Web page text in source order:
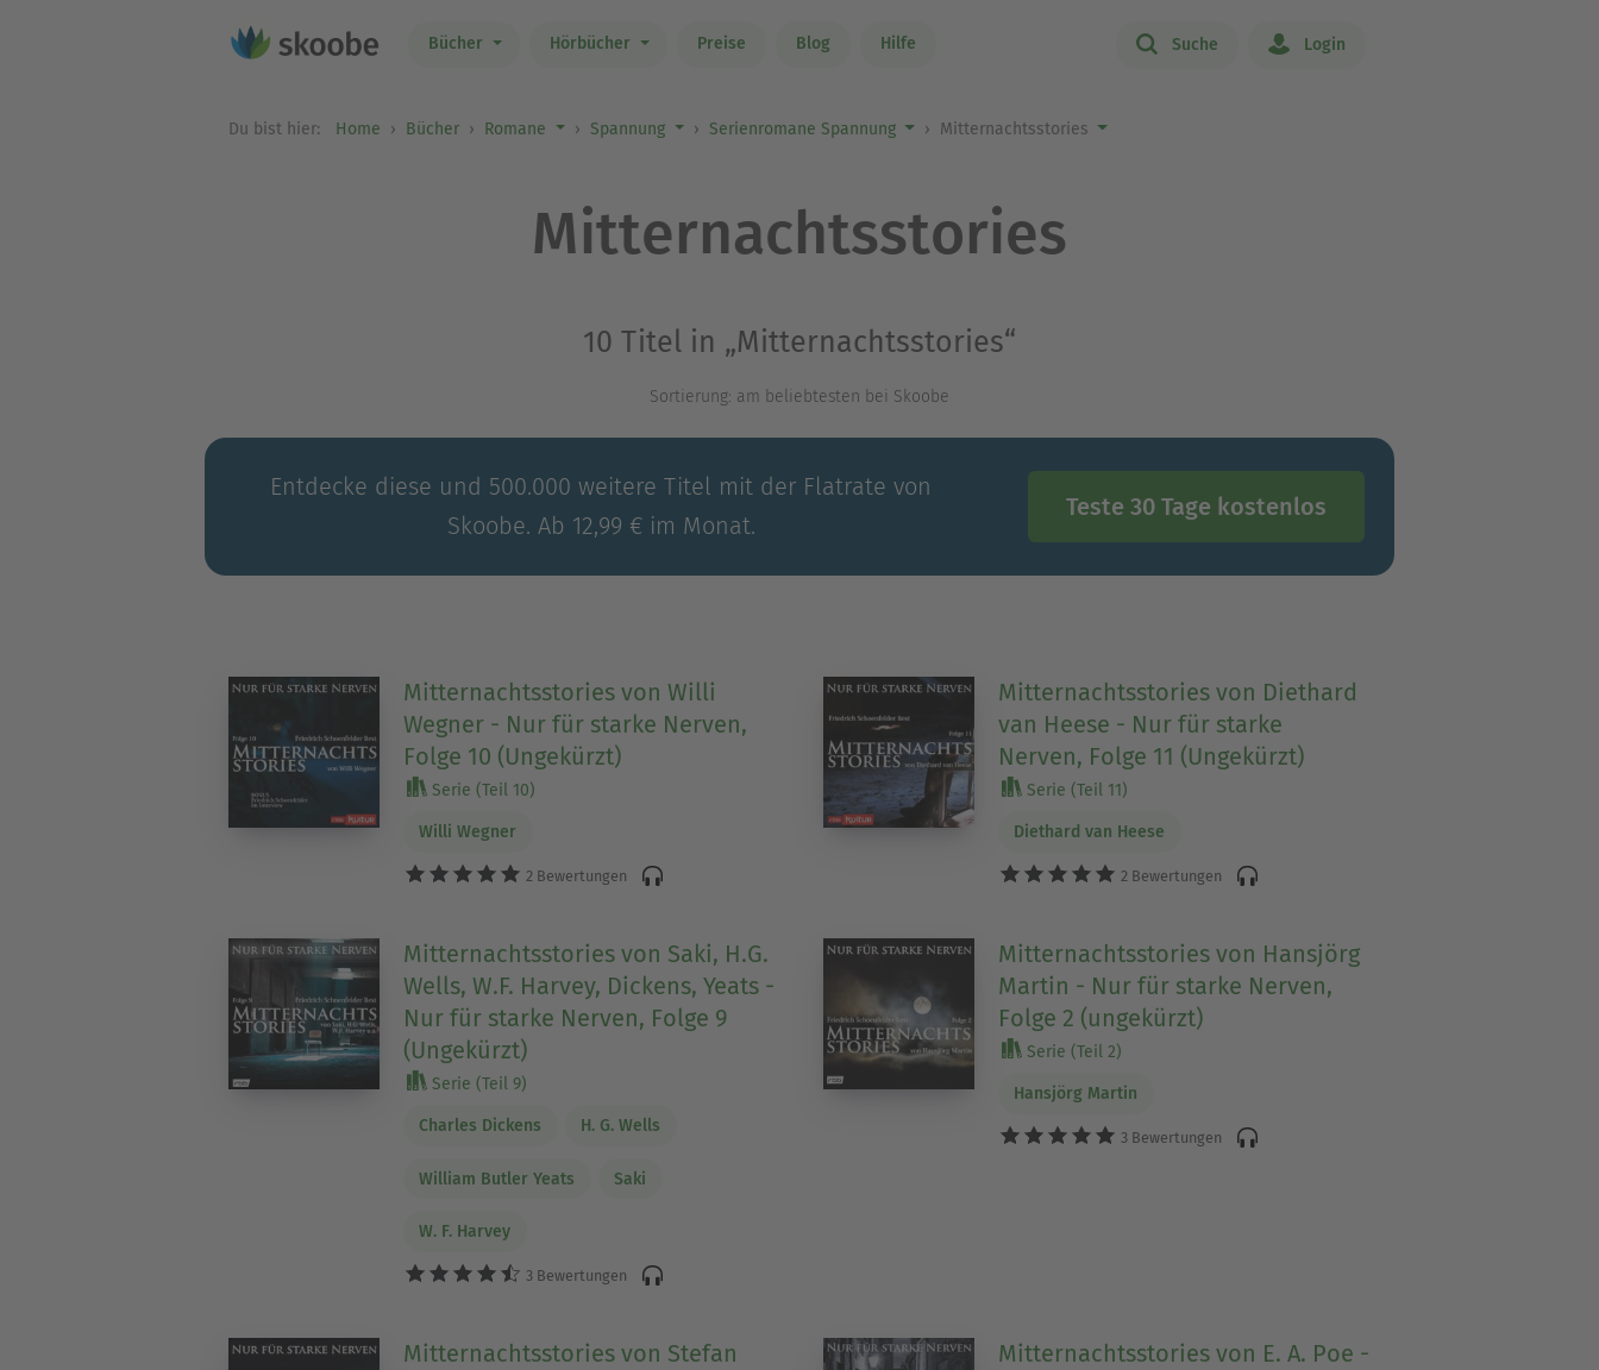
Bücher Hörbücher Preise Blog Hilfe Suche Login
Du bist hier: Home Bücher Romane Spannung Serienromane Spannung Mitternachtsstories
Mitternachtsstories
10 Titel in „Mitternachtsstories“
Sortierung: am beliebtesten bei Skoobe
Entdecke diese und 500.000 weitere Titel mit der Flatrate von
Skoobe. Ab 12,99 € im Monat.
Teste 30 Tage kostenlos
Mitternachtsstories von Willi
Wegner - Nur für starke Nerven,
Folge 10 (Ungekürzt)
Serie (Teil 10)
Willi Wegner
2 Bewertungen
Mitternachtsstories von Diethard
van Heese - Nur für starke
Nerven, Folge 11 (Ungekürzt)
Serie (Teil 11)
Diethard van Heese
2 Bewertungen
Mitternachtsstories von Saki, H.G.
Wells, W.F. Harvey, Dickens, Yeats -
Nur für starke Nerven, Folge 9
(Ungekürzt)
Serie (Teil 9)
Charles Dickens H. G. Wells
William Butler Yeats Saki
W. F. Harvey
3 Bewertungen
Mitternachtsstories von Hansjörg
Martin - Nur für starke Nerven,
Folge 2 (ungekürzt)
Serie (Teil 2)
Hansjörg Martin
3 Bewertungen
Mitternachtsstories von Stefan
Mitternachtsstories von E. A. Poe -